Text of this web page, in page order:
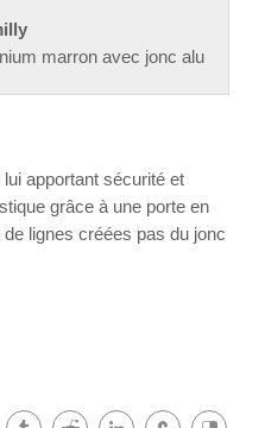
marron avec jonc alu
apportant sécurité et
grâce à une porte en
lignes créées pas du jonc